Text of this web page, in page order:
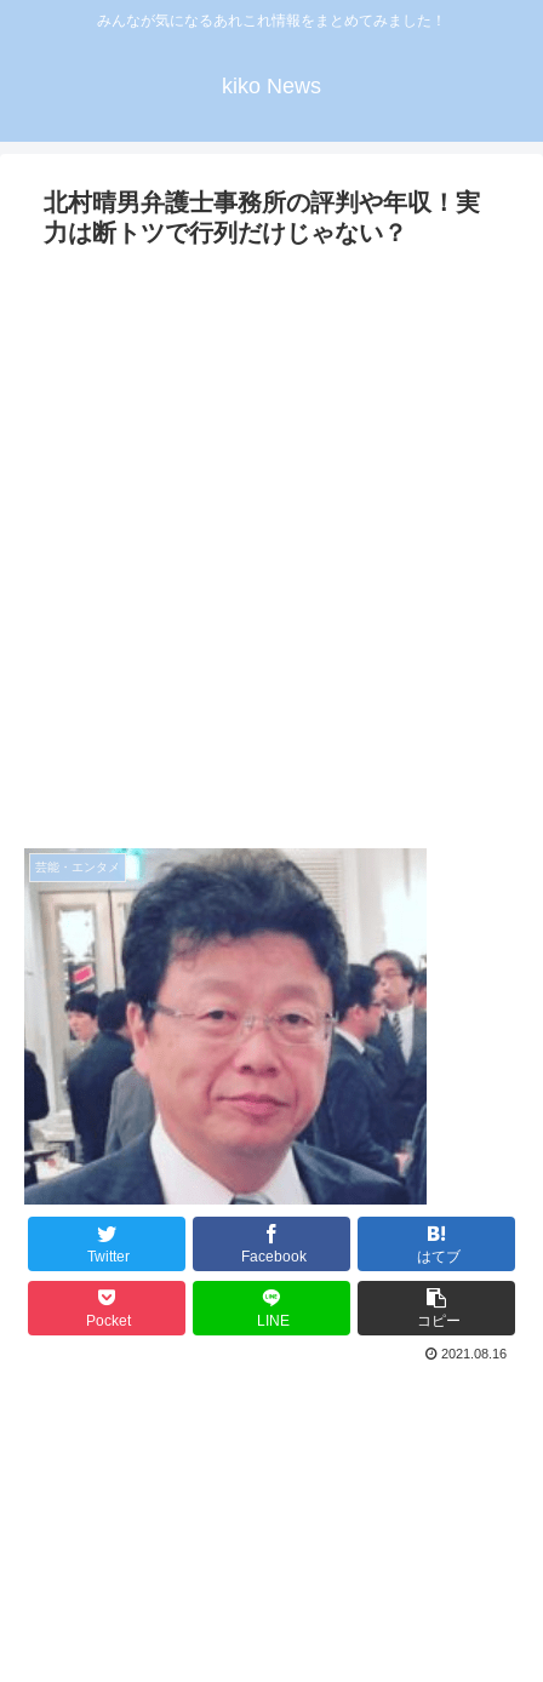
みんなが気になるあれこれ情報をまとめてみました！
kiko News
北村晴男弁護士事務所の評判や年収！実
力は断トツで行列だけじゃない？
芸能・エンタメ
Twitter Facebook はてブ
Pocket LINE コピー
2021.08.16